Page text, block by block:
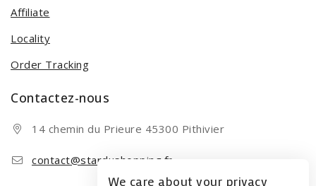
Affiliate
Locality
Order Tracking
Contactez-nous
14 chemin du Prieure 45300 Pithivier
contact@stardushopping.fr
We care about your privacy